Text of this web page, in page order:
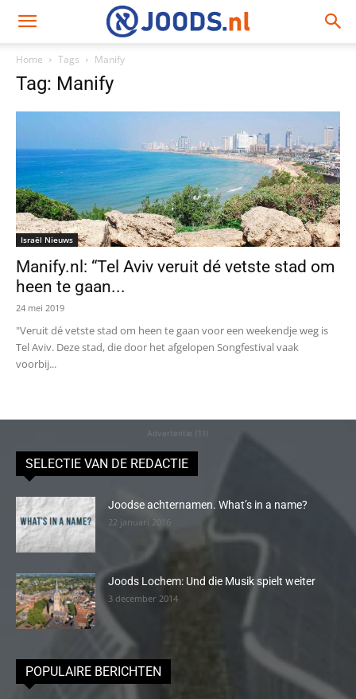
Home Tags Manify
Tag: Manify
Israël Nieuws
Manify.nl: “Tel Aviv veruit dé vetste stad om
heen te gaan...
24 mei 2019
"Veruit dé vetste stad om heen te gaan voor een weekendje weg is
Tel Aviv. Deze stad, die door het afgelopen Songfestival vaak
voorbij...
Advertentie (11)
SELECTIE VAN DE REDACTIE
Joodse achternamen. What’s in a name?
22 januari 2016
Joods Lochem: Und die Musik spielt weiter
3 december 2014
POPULAIRE BERICHTEN